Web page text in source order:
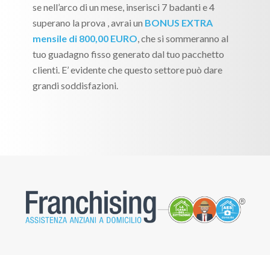
se nell’arco di un mese, inserisci 7 badanti e 4
superano la prova , avrai un BONUS EXTRA
mensile di 800,00 EURO , che si sommeranno al
tuo guadagno fisso generato dal tuo pacchetto
clienti. E’ evidente che questo settore può dare
grandi soddisfazioni.